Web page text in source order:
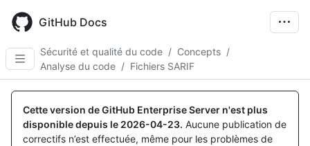
main
content
GitHub Docs
Sécurité et qualité du code / Concepts /
Analyse du code / Fichiers SARIF
Cette version de GitHub Enterprise Server n'est plus
disponible depuis le 2026-04-23. Aucune publication de
correctifs n’est effectuée, même pour les problèmes de